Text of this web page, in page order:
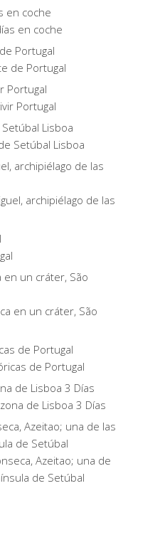
en coche
Portugal
Portugal
Lisboa
archipiélago de las
en un cráter, São
de Portugal
de Lisboa 3 Días
Azeitao; una de las
de Setúbal